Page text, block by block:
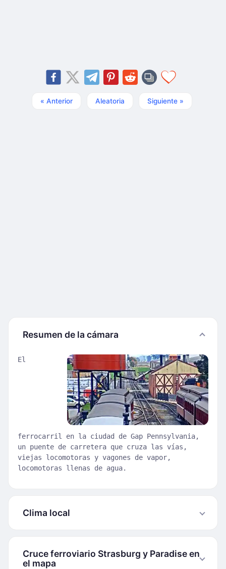
« Anterior Aleatoria Siguiente »
Resumen de la cámara
El
ferrocarril en la ciudad de Gap Pennsylvania,
un puente de carretera que cruza las vías,
viejas locomotoras y vagones de vapor,
locomotoras llenas de agua.
Clima local
Cruce ferroviario Strasburg y Paradise en
el mapa